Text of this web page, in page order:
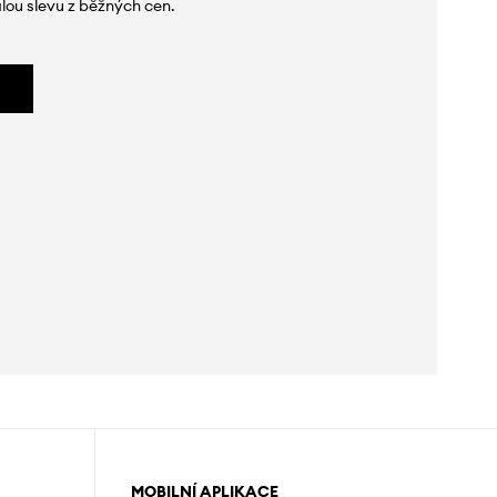
slevu z běžných cen.
MOBILNÍ APLIKACE